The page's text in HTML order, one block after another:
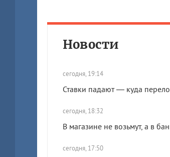
Новости
сегодня, 19:14
Ставки падают — куда
сегодня, 18:32
В магазине не возьмут, а в
сегодня, 17:50